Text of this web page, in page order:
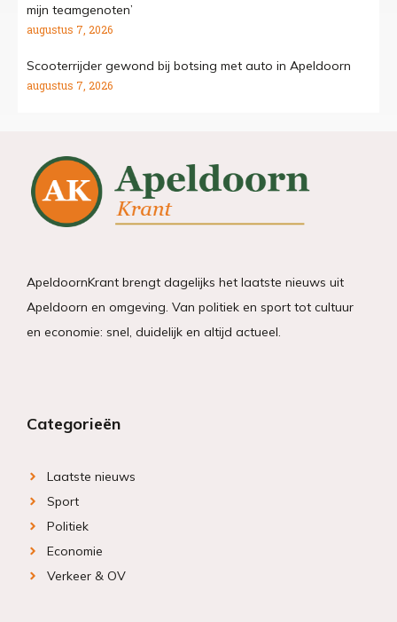
mijn teamgenoten’
augustus 7, 2026
Scooterrijder gewond bij botsing met auto in Apeldoorn
augustus 7, 2026
ApeldoornKrant brengt dagelijks het laatste nieuws uit
Apeldoorn en omgeving. Van politiek en sport tot cultuur
en economie: snel, duidelijk en altijd actueel.
Categorieën
Laatste nieuws
Sport
Politiek
Economie
Verkeer & OV